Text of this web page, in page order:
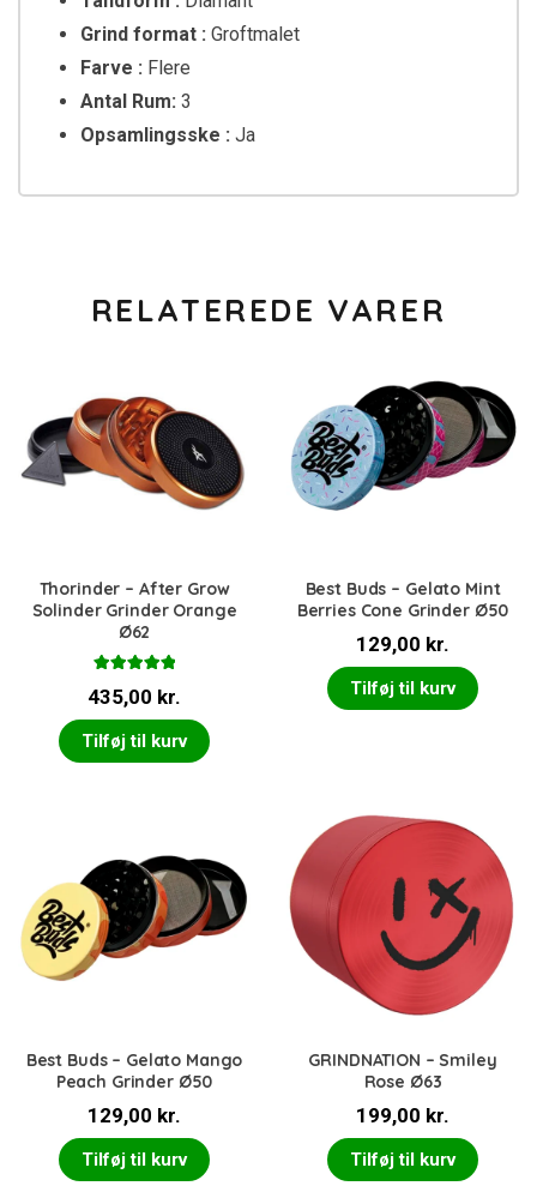
Grind format : Groftmalet
Farve : Flere
Antal Rum: 3
Opsamlingsske : Ja
RELATEREDE VARER
Thorinder – After Grow
Solinder Grinder Orange
Ø62
5.00ud af 5
435,00 kr.
Tilføj til kurv
Best Buds – Gelato Mint
Berries Cone Grinder Ø50
129,00 kr.
Tilføj til kurv
Best Buds – Gelato Mango
Peach Grinder Ø50
129,00 kr.
Tilføj til kurv
GRINDNATION – Smiley
Rose Ø63
199,00 kr.
Tilføj til kurv